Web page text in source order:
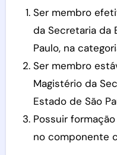
Ser membro
da Secretaria da
Paulo, na
Ser membro
Magistério da
Estado de São
Possuir
no componente